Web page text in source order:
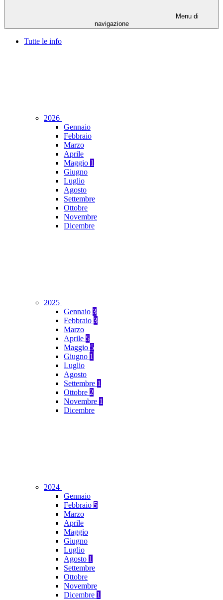
Menu di
navigazione
Tutte le info
2026
Gennaio
Febbraio
Marzo
Aprile
Maggio 1
Giugno
Luglio
Agosto
Settembre
Ottobre
Novembre
Dicembre
2025
Gennaio 3
Febbraio 3
Marzo
Aprile 5
Maggio 5
Giugno 1
Luglio
Agosto
Settembre 1
Ottobre 2
Novembre 1
Dicembre
2024
Gennaio
Febbraio 5
Marzo
Aprile
Maggio
Giugno
Luglio
Agosto 1
Settembre
Ottobre
Novembre
Dicembre 1